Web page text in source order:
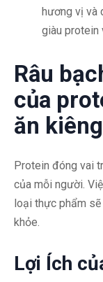
hương vị và
giàu protein
Râu
của
ăn kiêng
Protein đóng vai
của mỗi người.
loại thực phẩm
khỏe.
Lợi Ích